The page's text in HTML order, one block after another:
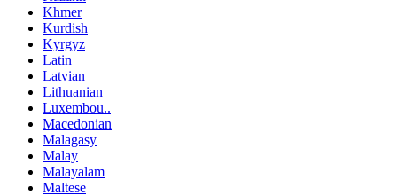
Khmer
Kurdish
Kyrgyz
Latin
Latvian
Lithuanian
Luxembou..
Macedonian
Malagasy
Malay
Malayalam
Maltese